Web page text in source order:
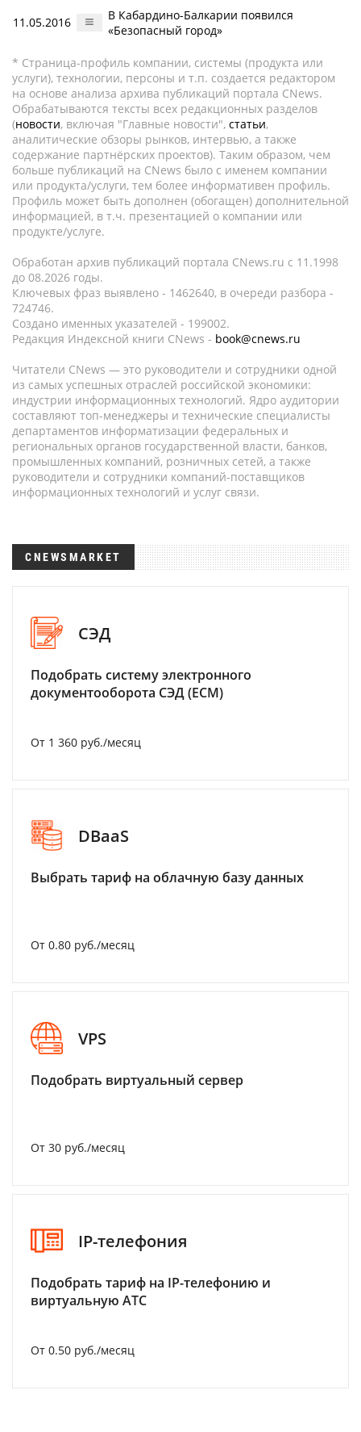
11.05.2016
В Кабардино-Балкарии появился
«Безопасный город»
* Страница-профиль компании, системы (продукта или
услуги), технологии, персоны и т.п. создается редактором
на основе анализа архива публикаций портала CNews.
Обрабатываются тексты всех редакционных разделов
(новости, включая "Главные новости", статьи,
аналитические обзоры рынков, интервью, а также
содержание партнёрских проектов). Таким образом, чем
больше публикаций на CNews было с именем компании
или продукта/услуги, тем более информативен профиль.
Профиль может быть дополнен (обогащен) дополнительной
информацией, в т.ч. презентацией о компании или
продукте/услуге.
Обработан архив публикаций портала CNews.ru c 11.1998
до 08.2026 годы.
Ключевых фраз выявлено - 1462640, в очереди разбора -
724746.
Создано именных указателей - 199002.
Редакция Индексной книги CNews - book@cnews.ru
Читатели CNews — это руководители и сотрудники одной
из самых успешных отраслей российской экономики:
индустрии информационных технологий. Ядро аудитории
составляют топ-менеджеры и технические специалисты
департаментов информатизации федеральных и
региональных органов государственной власти, банков,
промышленных компаний, розничных сетей, а также
руководители и сотрудники компаний-поставщиков
информационных технологий и услуг связи.
CNEWSMARKET
СЭД
Подобрать систему электронного
документооборота СЭД (ECM)
От 1 360 руб./месяц
DBaaS
Выбрать тариф на облачную базу данных
От 0.80 руб./месяц
VPS
Подобрать виртуальный сервер
От 30 руб./месяц
IP-телефония
Подобрать тариф на IP-телефонию и
виртуальную АТС
От 0.50 руб./месяц